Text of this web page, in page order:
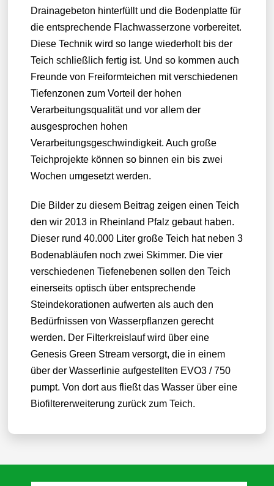
Drainagebeton hinterfüllt und die Bodenplatte für
die entsprechende Flachwasserzone vorbereitet.
Diese Technik wird so lange wiederholt bis der
Teich schließlich fertig ist. Und so kommen auch
Freunde von Freiformteichen mit verschiedenen
Tiefenzonen zum Vorteil der hohen
Verarbeitungsqualität und vor allem der
ausgesprochen hohen
Verarbeitungsgeschwindigkeit. Auch große
Teichprojekte können so binnen ein bis zwei
Wochen umgesetzt werden.
Die Bilder zu diesem Beitrag zeigen einen Teich
den wir 2013 in Rheinland Pfalz gebaut haben.
Dieser rund 40.000 Liter große Teich hat neben 3
Bodenabläufen noch zwei Skimmer. Die vier
verschiedenen Tiefenebenen sollen den Teich
einerseits optisch über entsprechende
Steindekorationen aufwerten als auch den
Bedürfnissen von Wasserpflanzen gerecht
werden. Der FiIterkreislauf wird über eine
Genesis Green Stream versorgt, die in einem
über der Wasserlinie aufgestellten EVO3 / 750
pumpt. Von dort aus fließt das Wasser über eine
Biofiltererweiterung zurück zum Teich.